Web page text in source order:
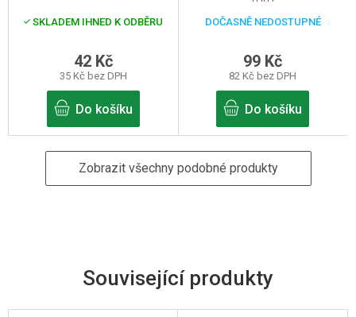
Související produkty
SKLADEM IHNED K ODBĚRU
35 Kč bez DPH
42 Kč
Do košíku
DOČASNĚ NEDOSTUPNÉ
82 Kč bez DPH
99 Kč
Do košíku
Zobrazit všechny podobné produkty